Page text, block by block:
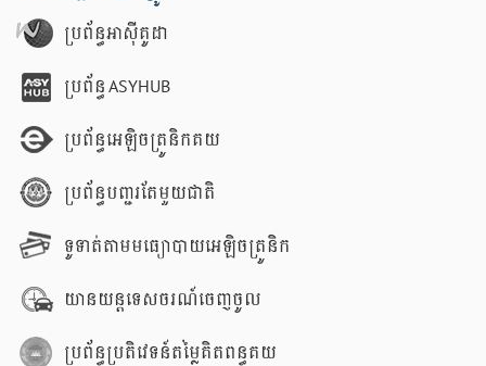
ប្រព័ន្ធអាស៊ីគូដា
ប្រព័ន្ធ ASYHUB
ប្រព័ន្ធអេឡិចត្រូនិកគយ
ប្រព័ន្ធបញ្ជរតែមួយជាតិ
ទូទាត់តាមមធ្យោបាយអេឡិចត្រូនិក
យានយន្តទេសចរណ៍ចេញចូល
ប្រព័ន្ធប្រតិវេទន៍តម្លៃគិតពន្ធគយ